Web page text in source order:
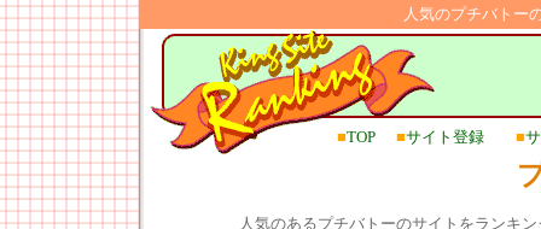
人気のプチバトー
■TOP ■サイト登録 ■
人気のあるプチバトーのサイトをランキ